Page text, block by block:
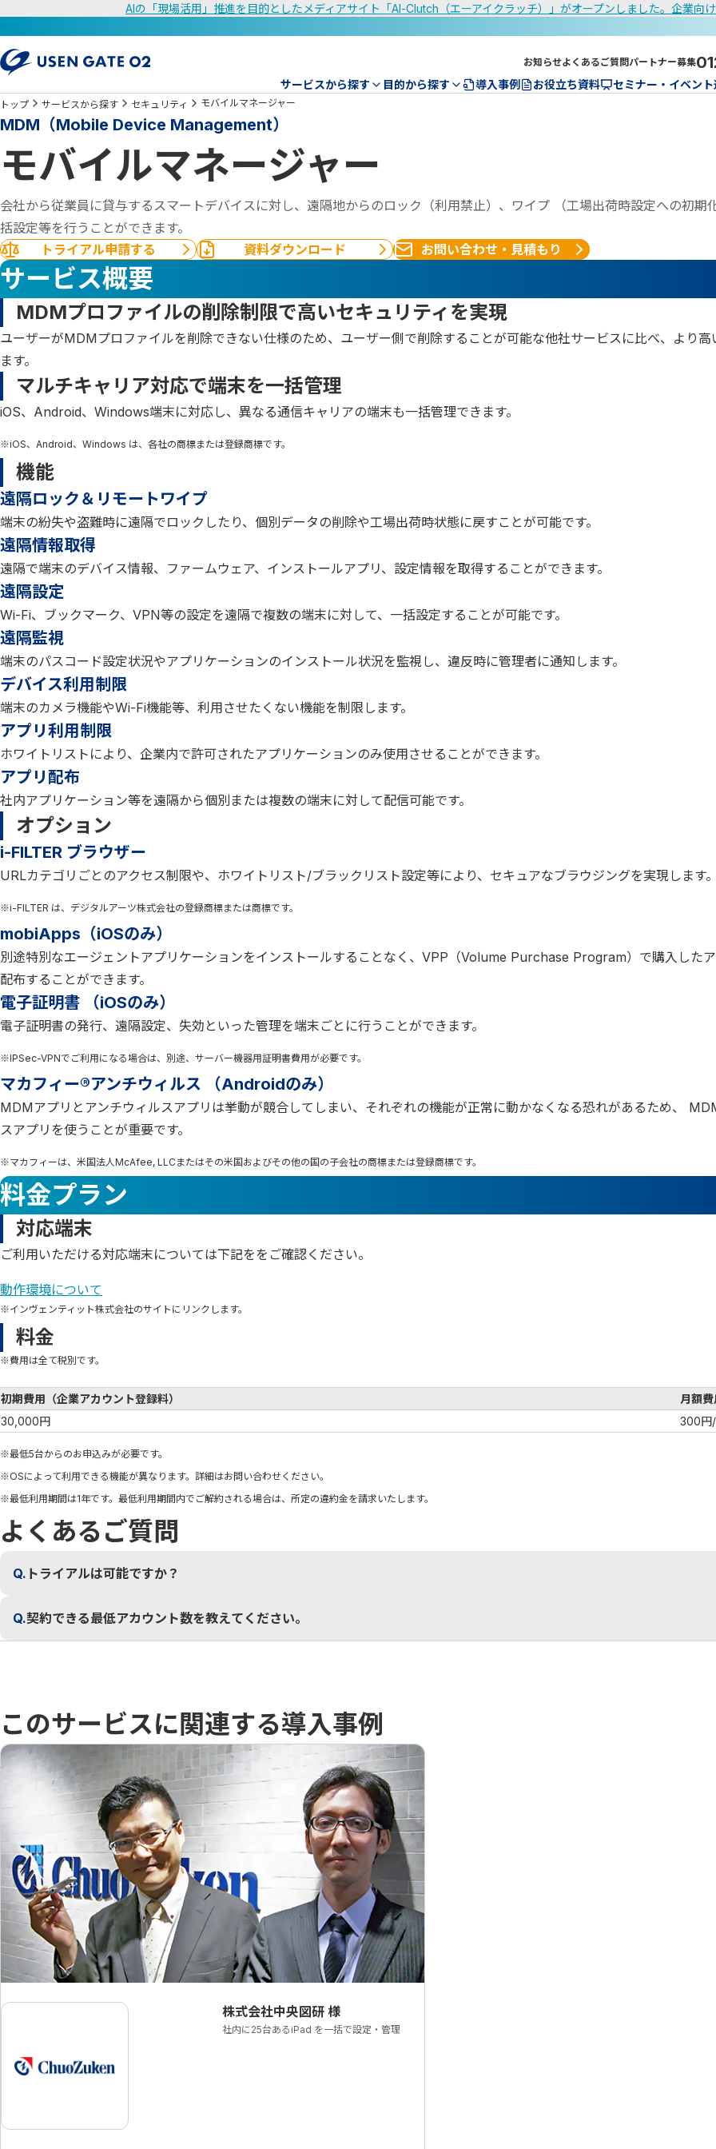
AIの「現場活用」推進を目的としたメディアサイト「AI-Clutch（エーアイクラッチ）」がオープンしました。企業向
お知らせよくあるご質問パートナー募集
サービスから探す 目的から探す 導入事例 お役立ち資料 セミナー・イベント
トップ サービスから探す セキュリティ モバイルマネージャー
MDM（Mobile Device Management）
モバイルマネージャー
会社から従業員に貸与するスマートデバイスに対し、遠隔地からのロック（利用禁止）、ワイプ （工場出荷時設定への初期
括設定等を行うことができます。
トライアル申請する
資料ダウンロード お問い合わせ・見積もり
サービス概要
MDMプロファイルの削除制限で高いセキュリティを実現
ユーザーがMDMプロファイルを削除できない仕様のため、ユーザー側で削除することが可能な他社サービスに比べ、より高
ます。
マルチキャリア対応で端末を一括管理
iOS、Android、Windows端末に対応し、異なる通信キャリアの端末も一括管理できます。
※iOS、Android、Windows は、各社の商標または登録商標です。
機能
遠隔ロック＆リモートワイプ
端末の紛失や盗難時に遠隔でロックしたり、個別データの削除や工場出荷時状態に戻すことが可能です。
遠隔情報取得
遠隔で端末のデバイス情報、ファームウェア、インストールアプリ、設定情報を取得することができます。
遠隔設定
Wi-Fi、ブックマーク、VPN等の設定を遠隔で複数の端末に対して、一括設定することが可能です。
遠隔監視
端末のパスコード設定状況やアプリケーションのインストール状況を監視し、違反時に管理者に通知します。
デバイス利用制限
端末のカメラ機能やWi-Fi機能等、利用させたくない機能を制限します。
アプリ利用制限
ホワイトリストにより、企業内で許可されたアプリケーションのみ使用させることができます。
アプリ配布
社内アプリケーション等を遠隔から個別または複数の端末に対して配信可能です。
オプション
i-FILTER ブラウザー
URLカテゴリごとのアクセス制限や、ホワイトリスト/ブラックリスト設定等により、セキュアなブラウジングを実現します。
※i-FILTER は、デジタルアーツ株式会社の登録商標または商標です。
mobiApps（iOSのみ）
別途特別なエージェントアプリケーションをインストールすることなく、VPP（Volume Purchase Program）で購入した
配布することができます。
電子証明書 （iOSのみ）
電子証明書の発行、遠隔設定、失効といった管理を端末ごとに行うことができます。
※IPSec-VPNでご利用になる場合は、別途、サーバー機器用証明書費用が必要です。
マカフィー®アンチウィルス （Androidのみ）
MDMアプリとアンチウィルスアプリは挙動が競合してしまい、それぞれの機能が正常に動かなくなる恐れがあるため、
スアプリを使うことが重要です。
※マカフィーは、米国法人McAfee, LLCまたはその米国およびその他の国の子会社の商標または登録商標です。
料金プラン
対応端末
ご利用いただける対応端末については下記ををご確認ください。
動作環境について
※インヴェンティット株式会社のサイトにリンクします。
料金
※費用は全て税別です。
初期費用（企業アカウント登録料）
月額費
30,000円
300円
※最低5台からのお申込みが必要です。
※OSによって利用できる機能が異なります。詳細はお問い合わせください。
※最低利用期間は1年です。最低利用期間内でご解約される場合は、所定の違約金を請求いたします。
よくあるご質問
Q. トライアルは可能ですか？
Q.契約できる最低アカウント数を教えてください。
このサービスに関連する導入事例
株式会社中央図研 様
社内に25台あるiPad を一括で設定・管理